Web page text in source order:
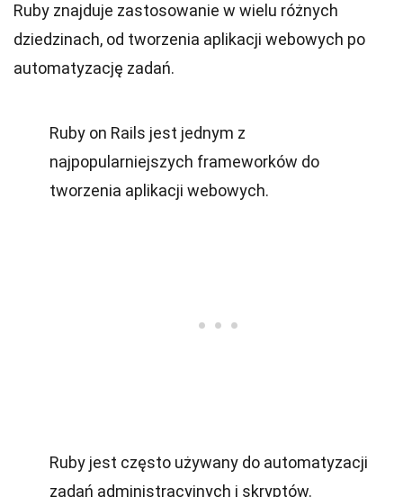
Ruby znajduje zastosowanie w wielu różnych
dziedzinach, od tworzenia aplikacji webowych po
automatyzację zadań.
Ruby on Rails jest jednym z
najpopularniejszych frameworków do
tworzenia aplikacji webowych.
Ruby jest często używany do automatyzacji
zadań administracyjnych i skryptów.